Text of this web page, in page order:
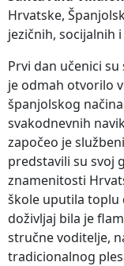
Hrvatske,
jezičnih, socijalnih
Prvi dan učenici
je odmah otvorilo
španjolskog
svakodnevnih
započeo je
predstavili su svoj
znamenitosti
škole uputila toplu
doživljaj bila je
stručne voditelje,
tradicionalnog